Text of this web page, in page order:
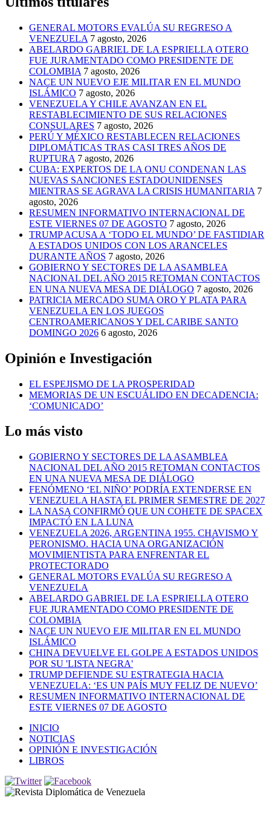
GENERAL MOTORS EVALÚA SU REGRESO A
VENEZUELA 7 agosto, 2026
ABELARDO GABRIEL DE LA ESPRIELLA OTERO
FUE JURAMENTADO COMO PRESIDENTE DE
COLOMBIA 7 agosto, 2026
NACE UN NUEVO EJE MILITAR EN EL MUNDO
ISLÁMICO 7 agosto, 2026
VENEZUELA Y CHILE AVANZAN EN EL
RESTABLECIMIENTO DE SUS RELACIONES
CONSULARES 7 agosto, 2026
PERÚ Y MÉXICO RESTABLECEN RELACIONES
DIPLOMÁTICAS TRAS CASI TRES AÑOS DE
RUPTURA 7 agosto, 2026
CUBA: EXPERTOS DE LA ONU CONDENAN LAS
NUEVAS SANCIONES ESTADOUNIDENSES
MIENTRAS SE AGRAVA LA CRISIS HUMANITARIA 7
agosto, 2026
RESUMEN INFORMATIVO INTERNACIONAL DE
ESTE VIERNES 07 DE AGOSTO 7 agosto, 2026
TRUMP ACUSA A ‘TODO EL MUNDO’ DE FASTIDIAR
A ESTADOS UNIDOS CON LOS ARANCELES
DURANTE AÑOS 7 agosto, 2026
GOBIERNO Y SECTORES DE LA ASAMBLEA
NACIONAL DEL AÑO 2015 RETOMAN CONTACTOS
EN UNA NUEVA MESA DE DIÁLOGO 7 agosto, 2026
PATRICIA MERCADO SUMA ORO Y PLATA PARA
VENEZUELA EN LOS JUEGOS
CENTROAMERICANOS Y DEL CARIBE SANTO
DOMINGO 2026 6 agosto, 2026
Opinión e Investigación
EL ESPEJISMO DE LA PROSPERIDAD
MEMORIAS DE UN ESCUÁLIDO EN DECADENCIA:
‘COMUNICADO’
Lo más visto
GOBIERNO Y SECTORES DE LA ASAMBLEA
NACIONAL DEL AÑO 2015 RETOMAN CONTACTOS
EN UNA NUEVA MESA DE DIÁLOGO
FENÓMENO ‘EL NIÑO’ PODRÍA EXTENDERSE EN
VENEZUELA HASTA EL PRIMER SEMESTRE DE 2027
LA NASA CONFIRMÓ QUE UN COHETE DE SPACEX
IMPACTÓ EN LA LUNA
VENEZUELA 2026, ARGENTINA 1955. CHAVISMO Y
PERONISMO. HACIA UNA ORGANIZACIÓN
MOVIMIENTISTA PARA ENFRENTAR EL
PROTECTORADO
GENERAL MOTORS EVALÚA SU REGRESO A
VENEZUELA
ABELARDO GABRIEL DE LA ESPRIELLA OTERO
FUE JURAMENTADO COMO PRESIDENTE DE
COLOMBIA
NACE UN NUEVO EJE MILITAR EN EL MUNDO
ISLÁMICO
CHINA DEVUELVE EL GOLPE A ESTADOS UNIDOS
POR SU 'LISTA NEGRA'
TRUMP DEFIENDE SU ESTRATEGIA HACIA
VENEZUELA: ‘ES UN PAÍS MUY FELIZ DE NUEVO’
RESUMEN INFORMATIVO INTERNACIONAL DE
ESTE VIERNES 07 DE AGOSTO
INICIO
NOTICIAS
OPINIÓN E INVESTIGACIÓN
LIBROS